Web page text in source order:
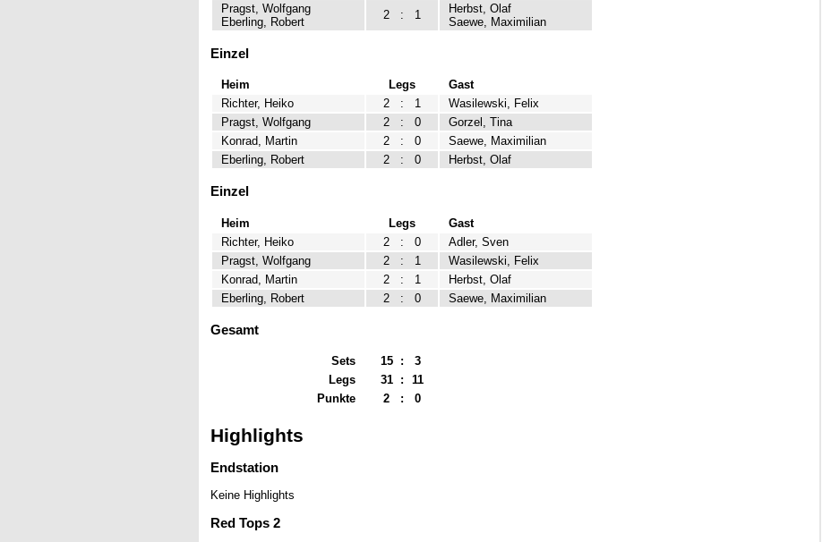
Pragst, Wolfgang
Eberling, Robert
2 : 1
Herbst, Olaf
Saewe, Maximilian
Einzel
Heim Legs
Gast
Richter, Heiko
2 : 1
Wasilewski, Felix
Pragst, Wolfgang
2 : 0
Gorzel, Tina
Konrad, Martin
2 : 0
Saewe, Maximilian
Eberling, Robert
2 : 0 Herbst, Olaf
Einzel
Heim Legs
Gast
Richter, Heiko
2 : 0
Adler, Sven
Pragst, Wolfgang
2 : 1
Wasilewski, Felix
Konrad, Martin
2 : 1
Herbst, Olaf
Eberling, Robert
2 : 0 Saewe, Maximilian
Gesamt
Sets 15 :
3
Legs
31 :
11
Punkte
2 : 0
Highlights
Endstation
Keine Highlights
Red Tops 2